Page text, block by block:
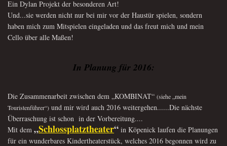
Ein Dylan Projekt der besonderen Art!
Und...sie werden nicht nur bei mir vor der Haustür spielen, sondern
haben mich zum Mitspielen eingeladen und das freut mich und mein
Cello über alle Maßen!
In Planung für 2016:
Die Zusammenarbeit zwischen dem „KOMBINAT“ (siehe „mein
Touristenführer“) und mir wird auch 2016 weitergehen......Die nächste
Überraschung ist schon in der Vorbereitung....
Mit dem „Schlossplatztheater“ in Köpenick laufen die Planungen
für ein wunderbares Kindertheaterstück, welches 2016 begonnen wird zu